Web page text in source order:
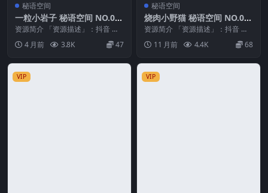
秘语空间
一粒小岩子 秘语空间 NO.00
3期 最新至：2026.4.16
资源简介 「资源描述」：抖音 一
粒小岩子 秘语空间 NO.003期 【1
3P3V...
4 月前 3.8K 47
秘语空间
烧肉小野猫 秘语空间 NO.00
2期 最新至：2025.8.21
资源简介 「资源描述」：抖音 烧
肉小野猫 秘语空间 NO.002期 【4
V】最新...
11 月前 4.4K 68
VIP VIP